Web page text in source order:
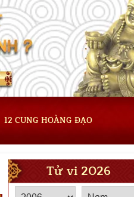
12 CUNG HOÀNG ĐẠO
Tử vi 2026